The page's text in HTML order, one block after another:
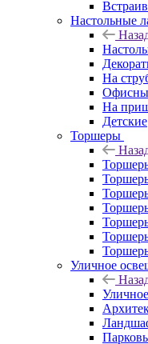
Настольные
На
На
Детские
Торшеры
Уличное